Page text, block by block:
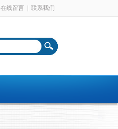
在线留言 联系我们